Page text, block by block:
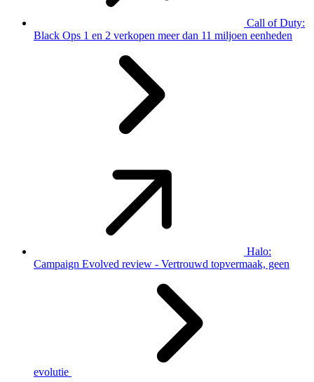
Call of Duty:
Black Ops 1 en 2 verkopen meer dan 11 miljoen eenheden
Halo:
Campaign Evolved review - Vertrouwd topvermaak, geen
evolutie